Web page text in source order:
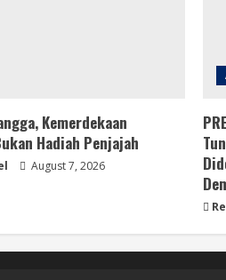
Kemerdekaan
Hadiah Penjajah
August 7, 2026